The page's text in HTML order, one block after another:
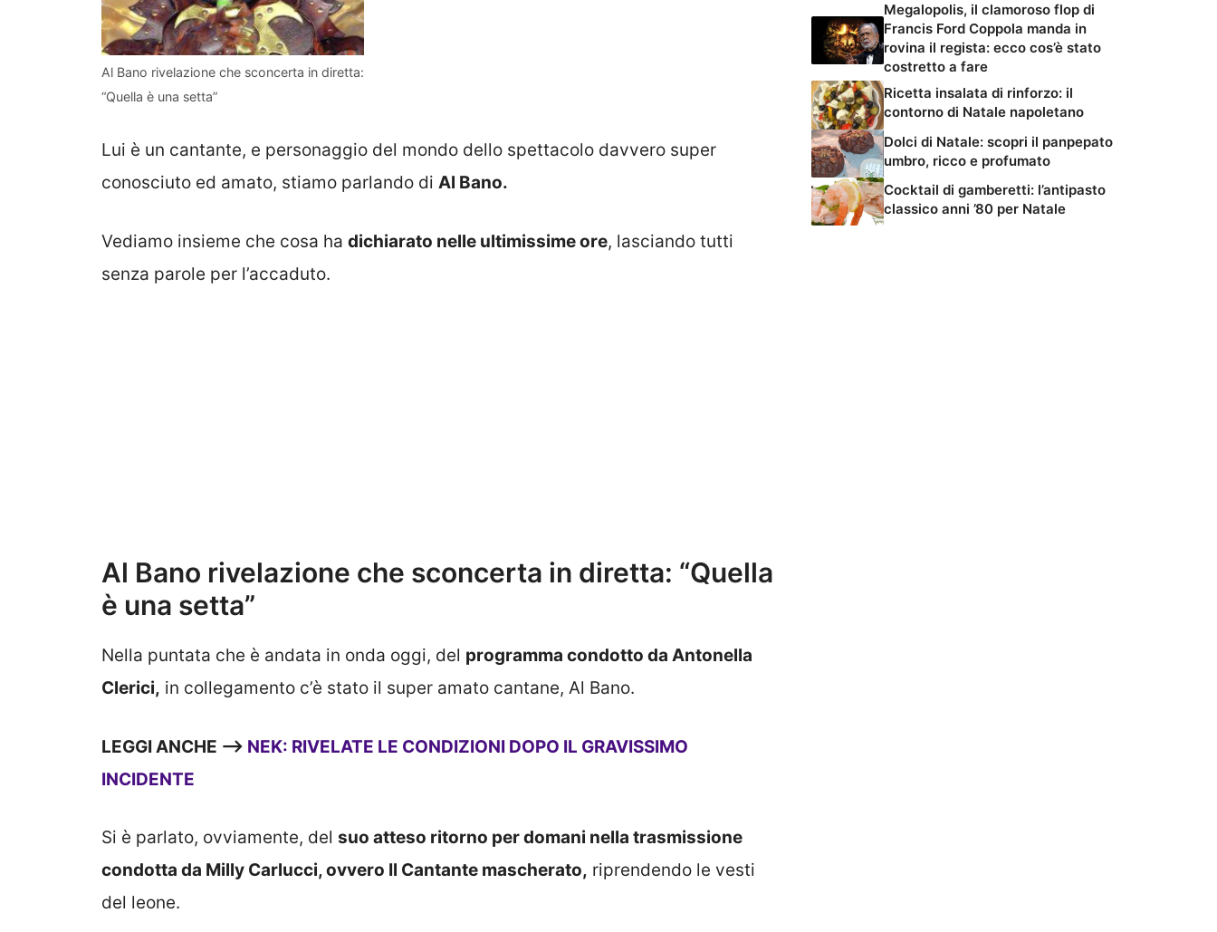
Al Bano rivelazione che sconcerta in diretta:
“Quella è una setta”
Lui è un cantante, e personaggio del mondo dello spettacolo davvero super
conosciuto ed amato, stiamo parlando di Al Bano.
Vediamo insieme che cosa ha dichiarato nelle ultimissime ore, lasciando tutti
senza parole per l’accaduto.
Al Bano rivelazione che sconcerta in diretta: “Quella
è una setta”
Nella puntata che è andata in onda oggi, del programma condotto da Antonella
Clerici, in collegamento c’è stato il super amato cantane, Al Bano.
LEGGI ANCHE —–> NEK: RIVELATE LE CONDIZIONI DOPO IL GRAVISSIMO
INCIDENTE
Si è parlato, ovviamente, del suo atteso ritorno per domani nella trasmissione
condotta da Milly Carlucci, ovvero Il Cantante mascherato, riprendendo le vesti
del leone.
Megalopolis, il clamoroso flop di
Francis Ford Coppola manda in
rovina il regista: ecco cos’è stato
costretto a fare
Ricetta insalata di rinforzo: il
contorno di Natale napoletano
Dolci di Natale: scopri il panpepato
umbro, ricco e profumato
Cocktail di gamberetti: l’antipasto
classico anni ’80 per Natale